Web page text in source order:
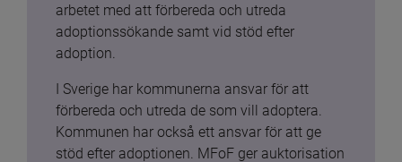
arbetet med att förbereda och utreda
adoptionssökande samt vid stöd efter
adoption.
I Sverige har kommunerna ansvar för att
förbereda och utreda de som vill adoptera.
Kommunen har också ett ansvar för att ge
stöd efter adoptionen. MFoF ger auktorisation